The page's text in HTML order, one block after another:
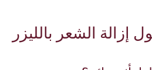
إزالة الشعر بالليزر